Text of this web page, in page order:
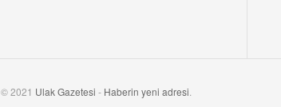
© 2021 Ulak Gazetesi - Haberin yeni adresi.